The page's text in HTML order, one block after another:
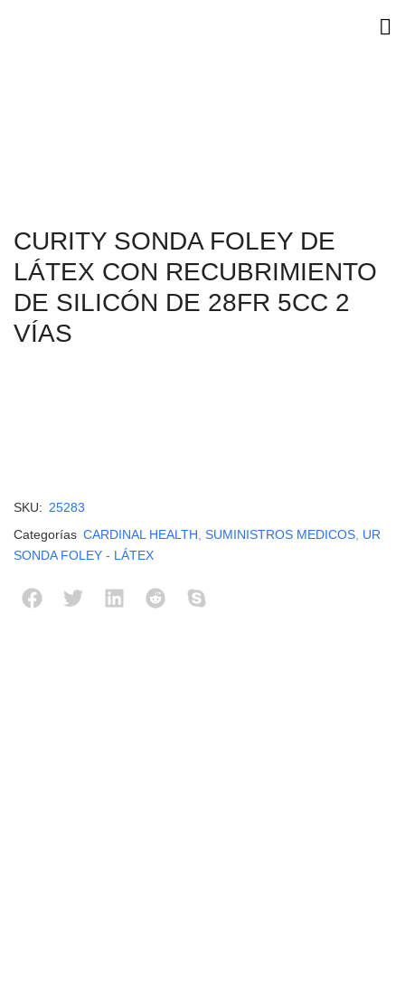
CURITY SONDA FOLEY DE
LÁTEX CON RECUBRIMIENTO
DE SILICÓN DE 28FR 5CC 2
VÍAS
SKU: 25283
Categorías CARDINAL HEALTH SUMINISTROS MEDICOS UR
SONDA FOLEY - LÁTEX